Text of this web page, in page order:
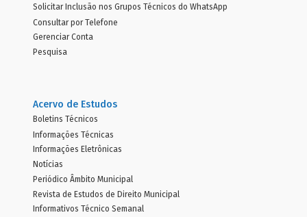
Solicitar Inclusão nos Grupos Técnicos do WhatsApp
Consultar por Telefone
Gerenciar Conta
Pesquisa
Acervo de Estudos
Boletins Técnicos
Informações Técnicas
Informações Eletrônicas
Notícias
Periódico Âmbito Municipal
Revista de Estudos de Direito Municipal
Informativos Técnico Semanal